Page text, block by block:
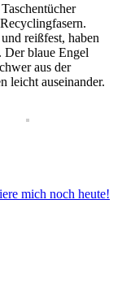
reißfest, haben
Der blaue Engel
aus der
leicht auseinander.
mich noch heute!